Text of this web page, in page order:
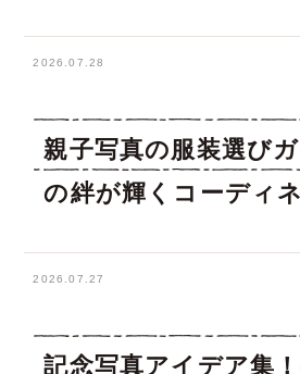
2026.07.28
親子写真の服装選び
の絆が輝くコーディ
2026.07.27
記念写真アイデア集